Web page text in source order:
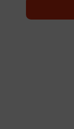
業後も一線で活躍
パーのZORNとの